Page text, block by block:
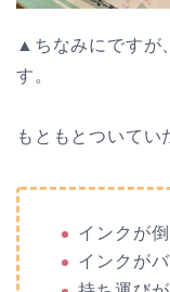
▲ちなみにですが
す。
もともとついてい
インクが
インクが